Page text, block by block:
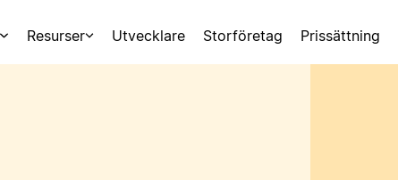
Resurser Utvecklare Storföretag Prissättning